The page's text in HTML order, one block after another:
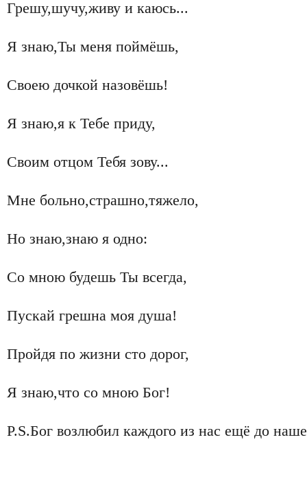
Грешу,шучу,живу и каюсь...
Я знаю,Ты меня поймёшь,
Своею дочкой назовёшь!
Я знаю,я к Тебе приду,
Своим отцом Тебя зову...
Мне больно,страшно,тяжело,
Но знаю,знаю я одно:
Со мною будешь Ты всегда,
Пускай грешна моя душа!
Пройдя по жизни сто дорог,
Я знаю,что со мною Бог!
P.S.Бог возлюбил каждого из нас ещё до